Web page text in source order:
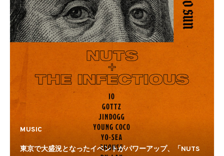
MUSIC
東京で大盛況となったイベントがパワーアップ、「NUTS